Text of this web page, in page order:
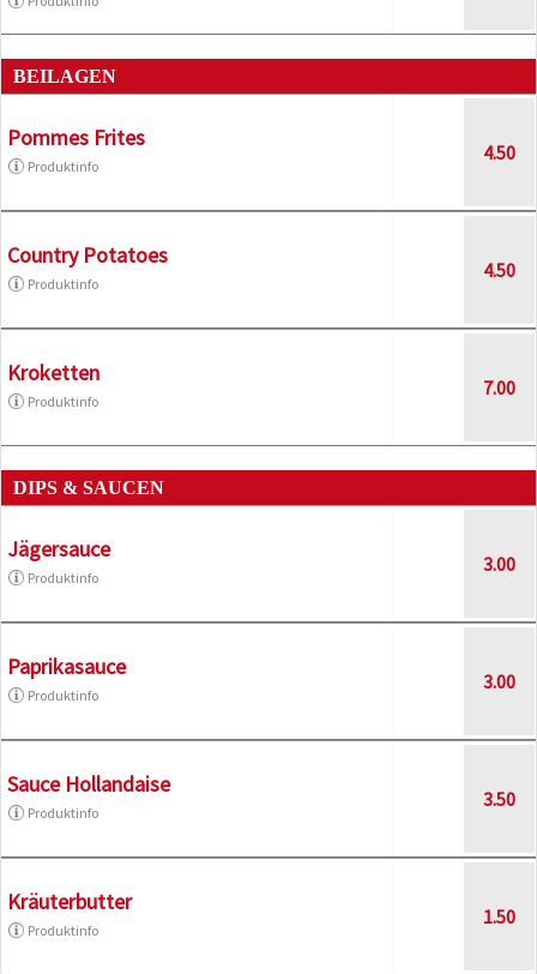
BEILAGEN
Pommes Frites
Produktinfo
4.50
Country Potatoes
Produktinfo
4.50
Kroketten
Produktinfo
7.00
DIPS & SAUCEN
Jägersauce
Produktinfo
3.00
Paprikasauce
Produktinfo
3.00
Sauce Hollandaise
Produktinfo
3.50
Kräuterbutter
Produktinfo
1.50